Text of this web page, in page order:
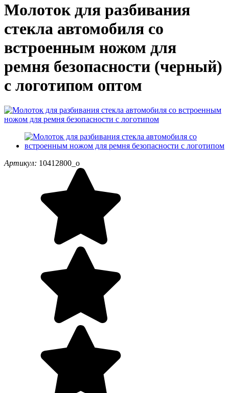
Молоток для разбивания
стекла автомобиля со
встроенным ножом для
ремня безопасности (черный)
с логотипом оптом
Артикул: 10412800_o